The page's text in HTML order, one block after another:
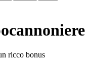
ricco bonus